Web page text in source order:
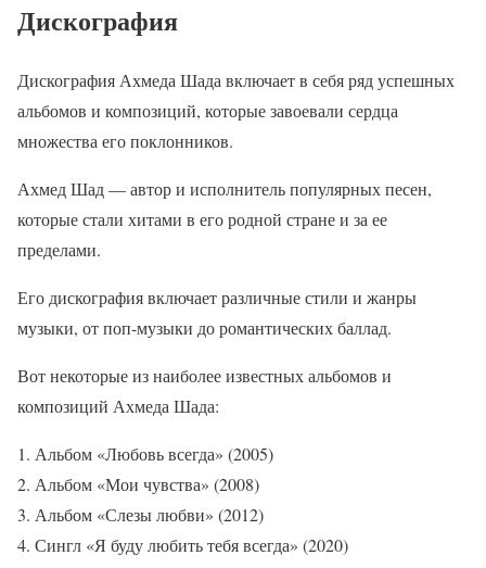
Дискография
Дискография Ахмеда Шада включает в себя ряд успешных
альбомов и композиций, которые завоевали сердца
множества его поклонников.
Ахмед Шад — автор и исполнитель популярных песен,
которые стали хитами в его родной стране и за ее
пределами.
Его дискография включает различные стили и жанры
музыки, от поп-музыки до романтических баллад.
Вот некоторые из наиболее известных альбомов и
композиций Ахмеда Шада:
Альбом «Любовь всегда» (2005)
Альбом «Мои чувства» (2008)
Альбом «Слезы любви» (2012)
Сингл «Я буду любить тебя всегда» (2020)